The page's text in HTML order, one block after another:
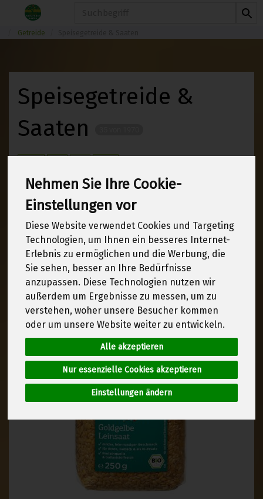
Nehmen Sie Ihre Cookie-
Einstellungen vor
Diese Website verwendet Cookies und Targeting
Technologien, um Ihnen ein besseres Internet-
Erlebnis zu ermöglichen und die Werbung, die
Sie sehen, besser an Ihre Bedürfnisse
anzupassen. Diese Technologien nutzen wir
außerdem um Ergebnisse zu messen, um zu
verstehen, woher unsere Besucher kommen
oder um unsere Website weiter zu entwickeln.
Alle akzeptieren
Nur essenzielle Cookies akzeptieren
Einstellungen ändern
Getreide
Speisegetreide &
Saaten
Allergene